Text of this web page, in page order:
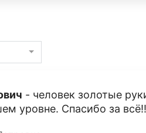
- человек золотые
уровне. Спасибо за